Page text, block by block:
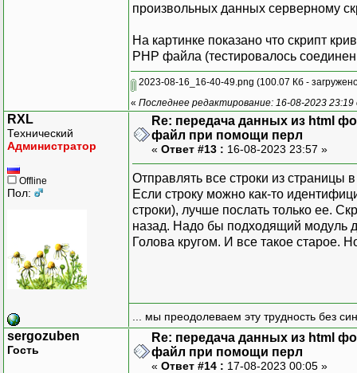
произвольных данных серверному
На картинке показано что скрипт
РНР файла (тестировалось
2023-08-16_16-40-49.png (100.07 Кб -
« Последнее редактирование: 16-08-2023
RXL
Технический
Администратор
Offline
Пол:
Re: передача данных из html
файл при помощи перл
« Ответ #13 : 16-08-2023 23:57 »
Отправлять все строки из страницы
Если строку можно как-то
строки), лучше послать только ее.
назад. Надо бы подходящий модуль
Голова кругом. И все такое старое.
... мы преодолеваем эту трудность без
sergozuben
Гость
Re: передача данных из html
файл при помощи перл
« Ответ #14 : 17-08-2023 00:05 »